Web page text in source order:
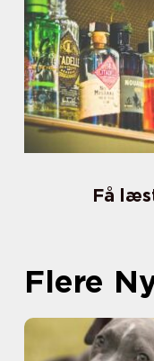
Få
Flere